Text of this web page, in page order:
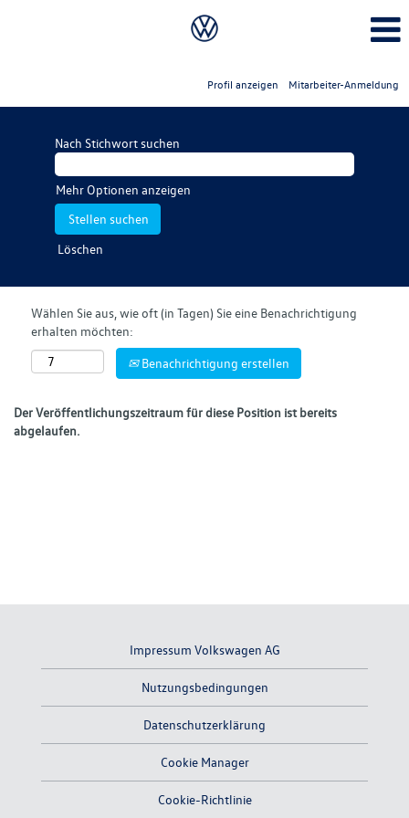
Profil anzeigen Mitarbeiter-Anmeldung
Nach Stichwort suchen
Mehr Optionen anzeigen
Löschen
Wählen Sie aus, wie oft (in Tagen) Sie eine Benachrichtigung
erhalten möchten:
Benachrichtigung erstellen
Der Veröffentlichungszeitraum für diese Position ist bereits
abgelaufen.
Impressum Volkswagen AG
Nutzungsbedingungen
Datenschutzerklärung
Cookie Manager
Cookie-Richtlinie